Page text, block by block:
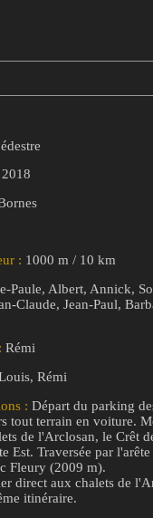
: 1000 m / 10 km
Paule, Albert, Annick,
Claude, Jean-Paul,
Rémi
Rémi
: Départ du parking
tout terrain en voiture.
de l'Arclosan, le Crêt
Est. Traversée par
Fleury (2009 m).
direct aux chalets de
itinéraire.